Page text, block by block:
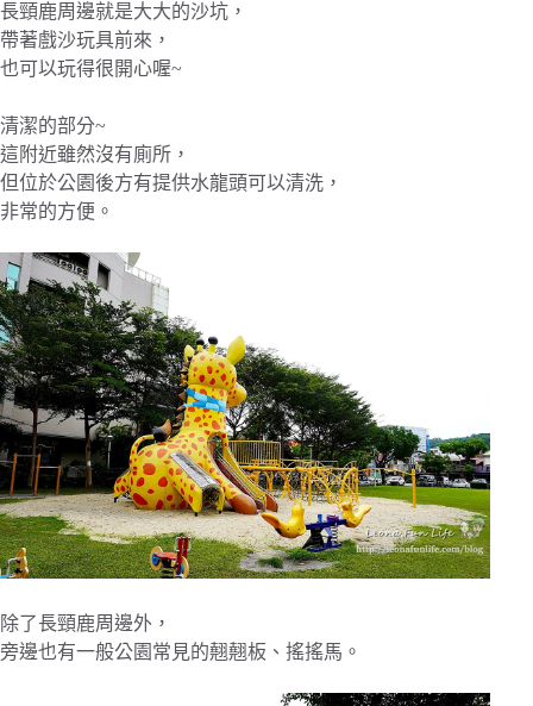
長頸鹿周邊就是大大的沙坑，
帶著戲沙玩具前來，
也可以玩得很開心喔~
清潔的部分~
這附近雖然沒有廁所，
但位於公園後方有提供水龍頭可以清洗，
非常的方便。
除了長頸鹿周邊外，
旁邊也有一般公園常見的翹翹板、搖搖馬。